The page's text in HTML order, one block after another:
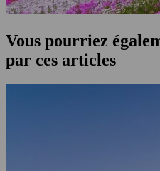
Vous pourriez
par ces articles